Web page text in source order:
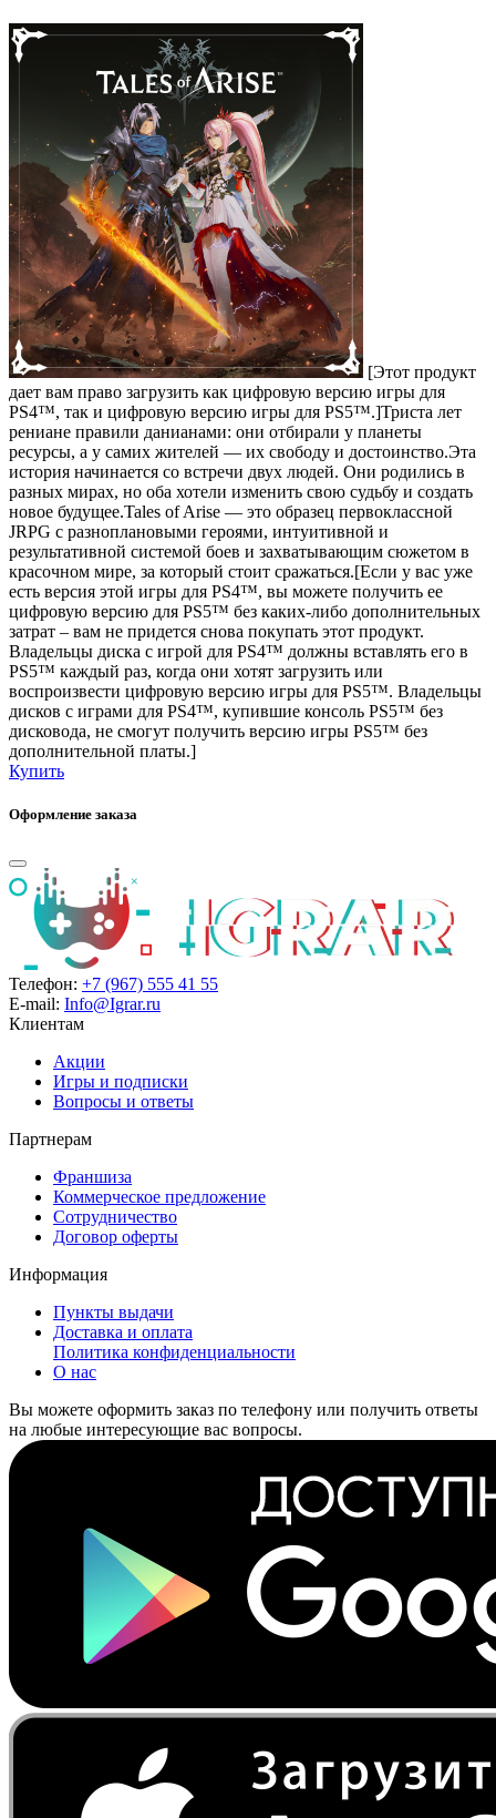
[Этот продукт
дает вам право загрузить как цифровую версию игры для
PS4™, так и цифровую версию игры для PS5™.]Триста лет
рениане правили данианами: они отбирали у планеты
ресурсы, а у самих жителей — их свободу и достоинство.Эта
история начинается со встречи двух людей. Они родились в
разных мирах, но оба хотели изменить свою судьбу и создать
новое будущее.Tales of Arise — это образец первоклассной
JRPG с разноплановыми героями, интуитивной и
результативной системой боев и захватывающим сюжетом в
красочном мире, за который стоит сражаться.[Если у вас уже
есть версия этой игры для PS4™, вы можете получить ее
цифровую версию для PS5™ без каких-либо дополнительных
затрат – вам не придется снова покупать этот продукт.
Владельцы диска с игрой для PS4™ должны вставлять его в
PS5™ каждый раз, когда они хотят загрузить или
воспроизвести цифровую версию игры для PS5™. Владельцы
дисков с играми для PS4™, купившие консоль PS5™ без
дисковода, не смогут получить версию игры PS5™ без
дополнительной платы.]
Купить
Оформление заказа
Телефон: +7 (967) 555 41 55
E-mail: Info@Igrar.ru
Клиентам
Акции
Игры и подписки
Вопросы и ответы
Партнерам
Франшиза
Коммерческое предложение
Сотрудничество
Договор оферты
Информация
Пункты выдачи
Доставка и оплата
Политика конфиденциальности
О нас
Вы можете оформить заказ по телефону или получить ответы
на любые интересующие вас вопросы.